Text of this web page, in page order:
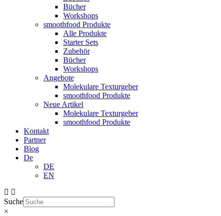
Bücher
Workshops
smoothfood Produkte
Alle Produkte
Starter Sets
Zubehör
Bücher
Workshops
Angebote
Molekulare Texturgeber
smoothfood Produkte
Neue Artikel
Molekulare Texturgeber
smoothfood Produkte
Kontakt
Partner
Blog
De
DE
EN
Suche
×